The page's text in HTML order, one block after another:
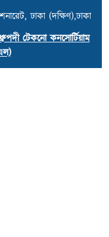
ঢাকা (দক্ষিণ),ঢাকা
টেকনো কনসোর্টিয়াম